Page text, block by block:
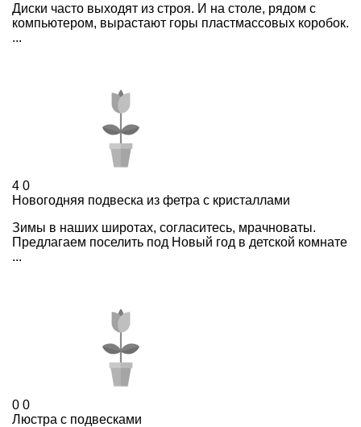
Диски часто выходят из строя. И на столе, рядом с
компьютером, вырастают горы пластмассовых коробок.
...
4 0
Новогодняя подвеска из фетра с кристаллами
Зимы в наших широтах, согласитесь, мрачноваты.
Предлагаем поселить под Новый год в детской комнате
...
0 0
Люстра с подвесками